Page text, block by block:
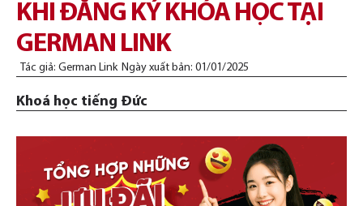
KHI ĐĂNG KÝ KHÓA HỌC TẠI
GERMAN LINK
Tác giả: German Link Ngày xuất bản: 01/01/2025
Khoá học tiếng Đức